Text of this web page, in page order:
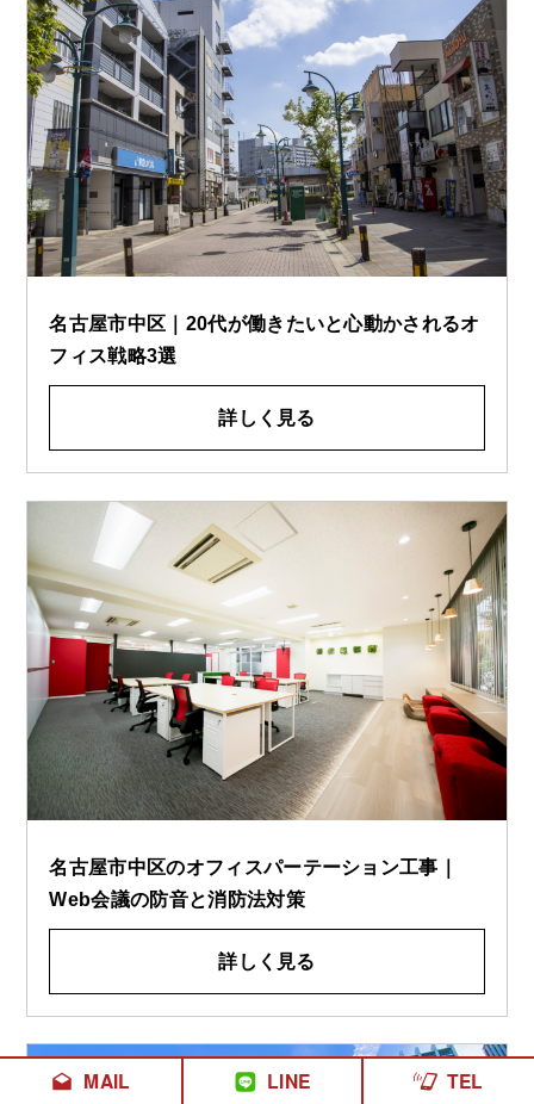
MAIL LINE TEL
名古屋市中区｜20代が働きたいと心動かされるオ
フィス戦略3選
詳しく見る
名古屋市中区のオフィスパーテーション工事｜
Web会議の防音と消防法対策
詳しく見る